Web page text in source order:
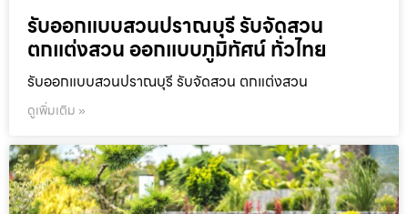
รับออกแบบสวนปราณบุรี รับจัดสวน
ตกแต่งสวน ออกแบบภูมิทัศน์ ทั่วไทย
รับออกแบบสวนปราณบุรี รับจัดสวน ตกแต่งสวน
ดูเพิ่มเติม »